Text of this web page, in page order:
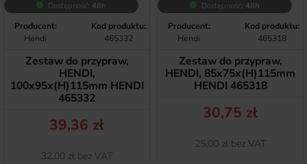
Dostępność: 48h
Producent:
Hendi
Kod produktu:
465332
Zestaw do przypraw,
HENDI,
100x95x(H)115mm HENDI
465332
Cena
39,36 zł
Netto
32,00 zł bez VAT
Dostępność: 48h
Producent:
Hendi
Kod produktu:
465318
Zestaw do przypraw,
HENDI, 85x75x(H)115mm
HENDI 465318
Cena
30,75 zł
Netto
25,00 zł bez VAT